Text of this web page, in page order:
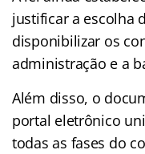
justificar a escolha
disponibilizar os
administração e a
Além disso, o
portal eletrônico
todas as fases do